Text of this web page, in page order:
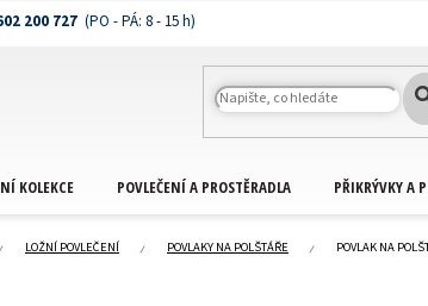
200 727
KOLEKCE POVLEČENÍ A PROSTĚRADLA PŘIKRÝVKY A
LOŽNÍ POVLEČENÍ POVLAKY NA POLŠTÁŘE POVLAK NA